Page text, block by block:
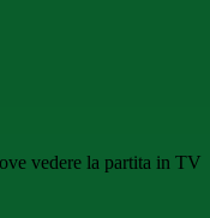
vedere la partita in TV